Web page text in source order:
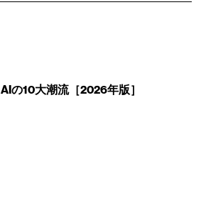
AIの10大潮流［2026年版］